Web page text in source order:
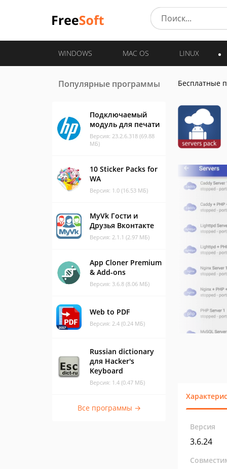
WINDOWS MAC OS LINUX
Популярные программы
Подключаемый
модуль для печати
Версия: 23.2.6.318 (69.88
МБ)
10 Sticker Packs for
WA
Версия: 1.0 (16.53 МБ)
MyVk Гости и
Друзья Вконтакте
Версия: 2.1.1 (2.97 МБ)
App Cloner Premium
& Add-ons
Версия: 3.6.8 (8.06 МБ)
Web to PDF
Версия: 2.4 (0.24 МБ)
Russian dictionary
для Hacker's
Keyboard
Версия: 1.4 (0.47 МБ)
Все программы →
Бесплатные
Версия
3.6.24